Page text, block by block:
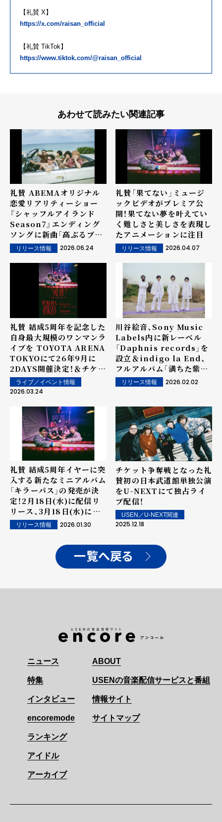
【礼賛 X】
https://x.com/raisan_official
【礼賛 TikTok】
https://www.tiktok.com/@raisan_official
あわせて読みたい関連記事
礼賛 ABEMAオリジナル
恋愛リアリティーショー
『シャッフルアイランド
Season7』エンディング
ソングに新曲「高ぶるブル
ー」が決定！7月8日(水)よ
り楽曲配信開始 ＆ 新アー
ティスト写真が公開！！
リリース情報 2026.06.24
礼賛「果てない」ミュージ
ックビデオがプレミア公
開！果てない夢を叶えてい
く難しさと美しさを表現し
たアニメーションに注目
リリース情報 2026.04.07
礼賛 結成5周年を記念した
自身最大規模のワンマンラ
イブを TOYOTA ARENA
TOKYOにて26年9月に
2DAYS開催決定！＆チケッ
トオフィシャル最速先行が
受付開始！！
ライブ／イベント情報
2026.03.24
川谷絵音、Sony Music
Labels内に新レーベル
「Daphnis records」を
設立＆indigo la End、
フルアルバム「満ちた紫」
が5月20日(水)にリリース
決定
リリース情報 2026.02.02
礼賛 結成5周年イヤーに突
入する新たなミニアルバム
「キラーパス」の発売が決
定！2月18日(水)に配信リ
リース、3月18日(水)にボ
ーナストラックを追加した
CDリリース、全国ツアー
会場に合わせたミート＆グ
リートキャンペーンの開催
リリース情報 2026.01.30
チケット争奪戦となった礼
賛初の日本武道館単独公演
をU-NEXTにて独占ライ
ブ配信！
USEN／U-NEXT関連
2025.12.18
一覧へ戻る
ニュース
特集
インタビュー
encoremode
ランキング
アイドル
アーカイブ
ABOUT
USENの音楽配信サービスと番組
情報サイト
サイトマップ